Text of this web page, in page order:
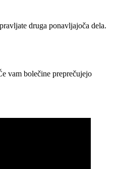
druga ponavljajoča dela.
vam bolečine preprečujejo